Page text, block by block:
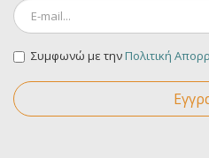
Συμφωνώ με τηνΠολιτική